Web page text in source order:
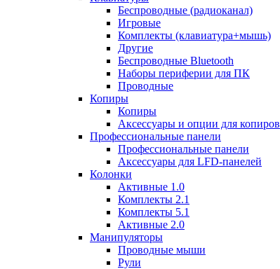
Беспроводные (радиоканал)
Игровые
Комплекты (клавиатура+мышь)
Другие
Беспроводные Bluetooth
Наборы периферии для ПК
Проводные
Копиры
Копиры
Аксессуары и опции для копиров
Профессиональные панели
Профессиональные панели
Аксессуары для LFD-панелей
Колонки
Активные 1.0
Комплекты 2.1
Комплекты 5.1
Активные 2.0
Манипуляторы
Проводные мыши
Рули